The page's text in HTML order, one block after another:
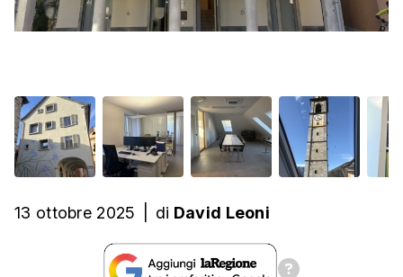
13 ottobre 2025 di David Leoni